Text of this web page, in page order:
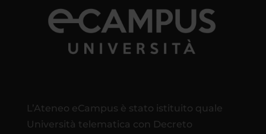
L’Ateneo eCampus è stato istituito quale
Università telematica con Decreto